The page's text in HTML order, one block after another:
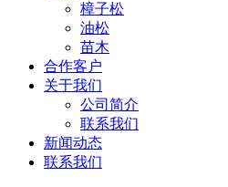
樟子松
油松
苗木
合作客户
关于我们
公司简介
联系我们
新闻动态
联系我们